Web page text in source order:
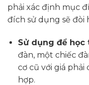
phải xác định mục
đích sử dụng sẽ đòi
Sử dụng để học
đàn, một chiếc
cơ cũ với giá
hợp.